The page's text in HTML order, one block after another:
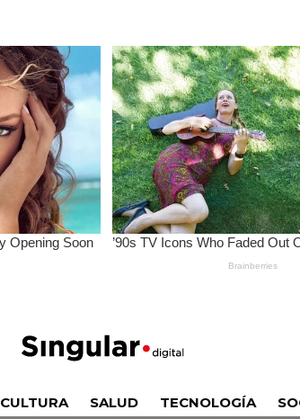
CULTURA SALUD TECNOLOGÍA